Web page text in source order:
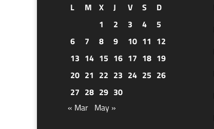
L M X J V S
D
1
2 3 4
5
6
7 8 9 10 11 12
13 14 15 16 17 18 19
20 21 22 23 24 25 26
27 28 29 30
« Mar May »